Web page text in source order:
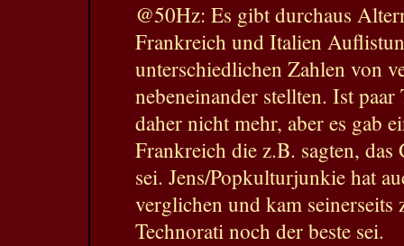
@50Hz: Es gibt durchaus
Frankreich und Italien
unterschiedlichen Zahlen von
nebeneinander stellten. Ist
daher nicht mehr, aber es gab
Frankreich die z.B. sagten, das
sei. Jens/Popkulturjunkie hat
verglichen und kam seinerseits
Technorati noch der beste sei.